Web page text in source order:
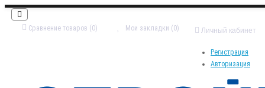
Личный кабинет
Регистрация
Авторизация
Мои закладки (0)
Сравнение товаров (0)